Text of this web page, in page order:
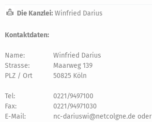
Die Kanzlei: Winfried Darius
Kontaktdaten:
Name:
Winfried Darius
Strasse:
Maarweg 139
PLZ / Ort
50825 Köln
Tel:
0221/9497100
Fax:
0221/94971030
E-Mail:
nc-dariuswi@netcolgne.de oder